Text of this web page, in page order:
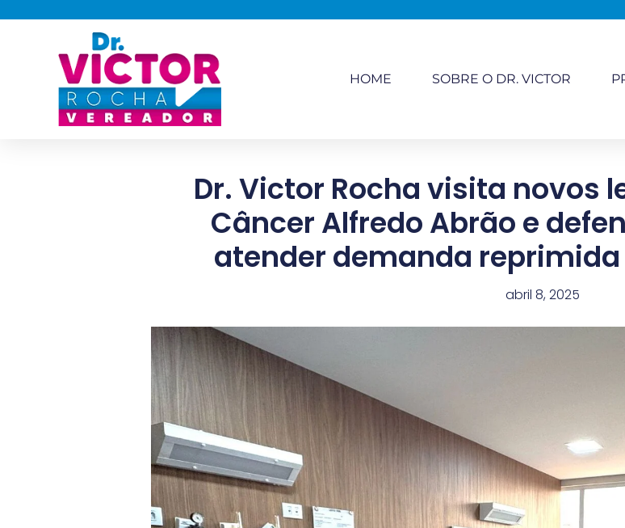
HOME SOBRE O DR. VICTOR
Dr. Victor Rocha visita novos
Câncer Alfredo Abrão e
atender demanda
abril 8, 2025